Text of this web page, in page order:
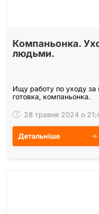
Компаньонка.
людьми.
Ищу работу по уходу
готовка, компаньонка.
28 травня 2024 о
Детальніше